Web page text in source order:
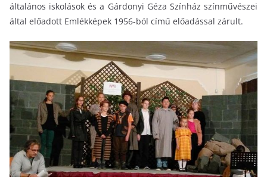
általános iskolások és a Gárdonyi Géza Színház színművészei
által előadott Emlékképek 1956-ból című előadással zárult.